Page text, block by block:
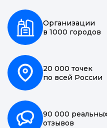
Организации
в 1000 городов
20 000 точек
по всей России
90 000 реальных
отзывов